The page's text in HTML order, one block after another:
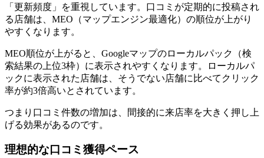
「更新頻度」を重視しています。口コミが定期的に投稿され
る店舗は、MEO（マップエンジン最適化）の順位が上がり
やすくなります。
MEO順位が上がると、Googleマップのローカルパック（検
索結果の上位3枠）に表示されやすくなります。ローカルパ
ックに表示された店舗は、そうでない店舗に比べてクリック
率が約3倍高いとされています。
つまり口コミ件数の増加は、間接的に来店率を大きく押し上
げる効果があるのです。
理想的な口コミ獲得ペース